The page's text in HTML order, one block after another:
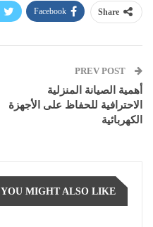
Share
Facebook
أهمية الصيانة المنزلية
الاحترافية للحفاظ على الأجهزة
الكهربائية
YOU MIGHT ALSO LIKE